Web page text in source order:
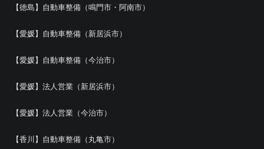
【徳島】自動車整備（鳴門市・阿南市）
【愛媛】自動車整備（新居浜市）
【愛媛】自動車整備（今治市）
【愛媛】法人営業（新居浜市）
【愛媛】法人営業（今治市）
【香川】自動車整備（丸亀市）